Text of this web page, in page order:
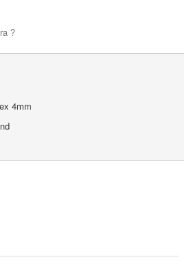
?
4mm